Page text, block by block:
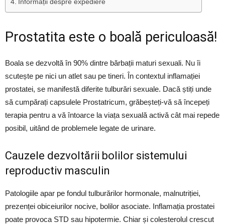
Informații despre expediere
Prostatita este o boală periculoasă!
Boala se dezvoltă în 90% dintre bărbații maturi sexuali. Nu îi
scutește pe nici un atlet sau pe tineri. În contextul inflamației
prostatei, se manifestă diferite tulburări sexuale. Dacă știți unde
să cumpărați capsulele Prostatricum, grăbeșteți-vă să începeți
terapia pentru a vă întoarce la viața sexuală activă cât mai repede
posibil, uitând de problemele legate de urinare.
Cauzele dezvoltării bolilor sistemului
reproductiv masculin
Patologiile apar pe fondul tulburărilor hormonale, malnutriției,
prezenței obiceiurilor nocive, bolilor asociate. Inflamația prostatei
poate provoca STD sau hipotermie. Chiar și colesterolul crescut